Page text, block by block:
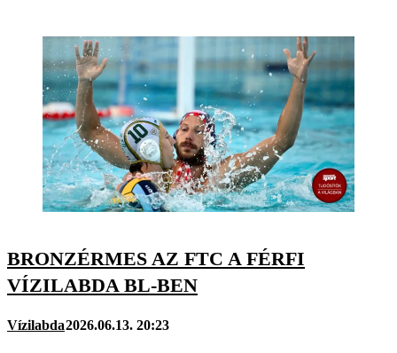
BRONZÉRMES AZ FTC A FÉRFI
VÍZILABDA BL-BEN
Vízilabda2026.06.13. 20:23